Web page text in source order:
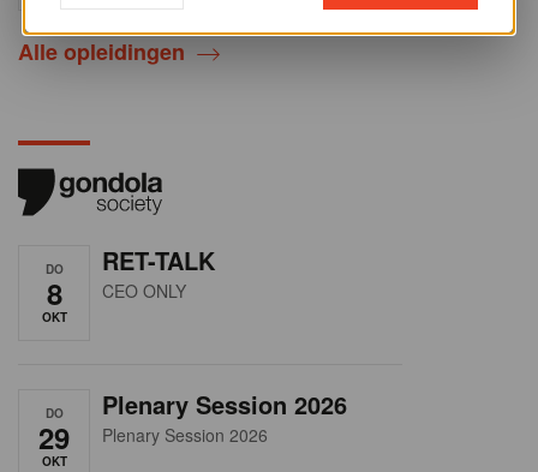
Alle opleidingen
DO
8
OKT
RET-TALK
CEO ONLY
DO
29
OKT
Plenary Session 2026
Plenary Session 2026